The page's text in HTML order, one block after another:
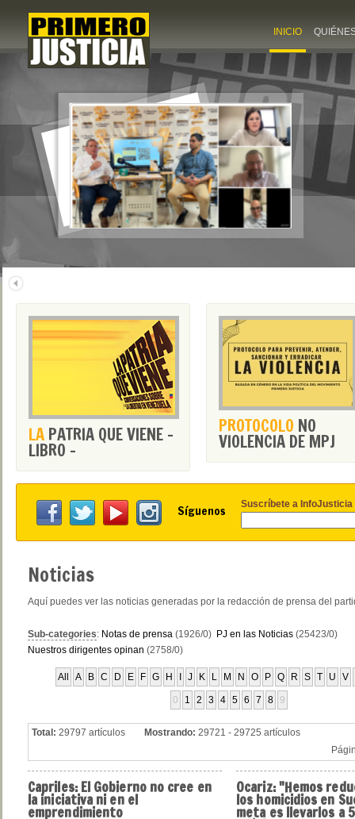
INICIO
LA PATRIA QUE VIENE -
LIBRO -
PROTOCOLO NO
VIOLENCIA DE MPJ
Síguenos Suscríbete a InfoJusticia
Noticias
Aquí puedes ver las noticias generadas por la redacción de prensa del
Sub-categories: Notas de prensa (1926/0) PJ en las Noticias (25423/0)
Nuestros dirigentes opinan (2758/0)
All A B C D E F G H J K L M N O P Q R S T U V
0 1 2 3 4 5 6 7 8 9
Total: 29797 artículos Mostrando: 29721 - 29725 artículos
Capriles:El Gobierno no cree en
la iniciativa ni en el
emprendimiento
Ocariz:"Hemos
los homicidios en
meta es llevarlos a